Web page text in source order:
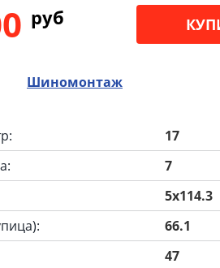
pуб
Шиномонтаж
17
7
5x114.3
66.1
47